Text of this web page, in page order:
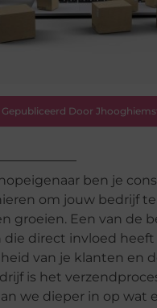
Gepubliceerd Door
ben je
om jouw bedrijf
groeien. Een van de
die direct invloed heeft
van je klanten en
is het
we dieper in op wat